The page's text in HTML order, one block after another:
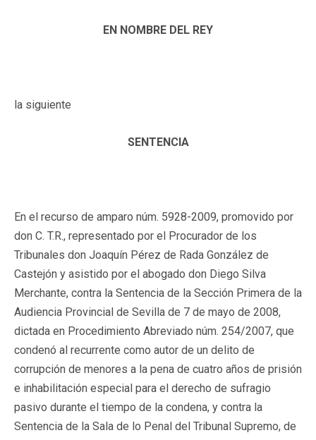
EN NOMBRE DEL REY
la siguiente
SENTENCIA
En el recurso de amparo núm. 5928-2009, promovido por
don C. T.R., representado por el Procurador de los
Tribunales don Joaquín Pérez de Rada González de
Castejón y asistido por el abogado don Diego Silva
Merchante, contra la Sentencia de la Sección Primera de la
Audiencia Provincial de Sevilla de 7 de mayo de 2008,
dictada en Procedimiento Abreviado núm. 254/2007, que
condenó al recurrente como autor de un delito de
corrupción de menores a la pena de cuatro años de prisión
e inhabilitación especial para el derecho de sufragio
pasivo durante el tiempo de la condena, y contra la
Sentencia de la Sala de lo Penal del Tribunal Supremo, de